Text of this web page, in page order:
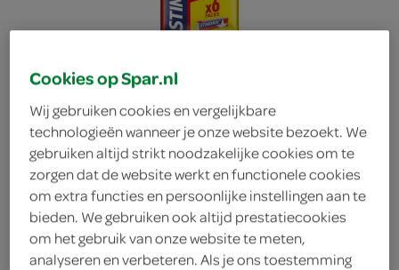
Stimorol original
multipack
Cookies op Spar.nl
Wij gebruiken cookies en vergelijkbare
technologieën wanneer je onze website bezoekt. We
gebruiken altijd strikt noodzakelijke cookies om te
zorgen dat de website werkt en functionele cookies
om extra functies en persoonlijke instellingen aan te
bieden. We gebruiken ook altijd prestatiecookies
om het gebruik van onze website te meten,
analyseren en verbeteren. Als je ons toestemming